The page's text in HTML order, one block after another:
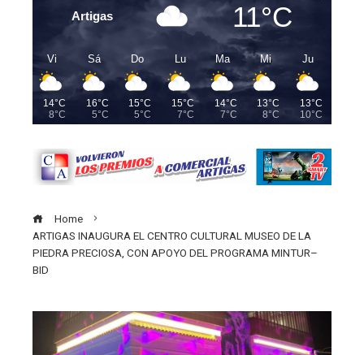
Artigas 11°C
Vi
14°C
8°C
Sá
16°C
5°C
Do
15°C
5°C
Lu
15°C
7°C
Ma
14°C
7°C
Mi
13°C
8°C
Ju
13°C
10°C
Home
ARTIGAS INAUGURA EL CENTRO CULTURAL MUSEO DE LA
PIEDRA PRECIOSA, CON APOYO DEL PROGRAMA MINTUR–
BID